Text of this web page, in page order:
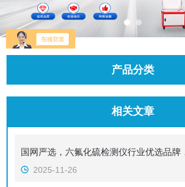
产品分类
相关文章
2025-11-26